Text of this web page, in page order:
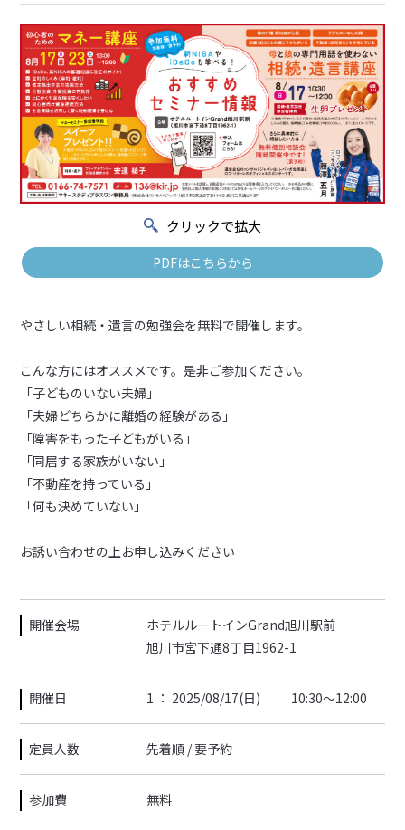
クリックで拡大
PDFはこちらから
やさしい相続・遺言の勉強会を無料で開催します。
こんな方にはオススメです。是非ご参加ください。
「子どものいない夫婦」
「夫婦どちらかに離婚の経験がある」
「障害をもった子どもがいる」
「同居する家族がいない」
「不動産を持っている」
「何も決めていない」
お誘い合わせの上お申し込みください
開催会場
ホテルルートインGrand旭川駅前
旭川市宮下通8丁目1962-1
開催日 1 ： 2025/08/17(日) 10:30～12:00
定員人数 先着順 / 要予約
参加費 無料